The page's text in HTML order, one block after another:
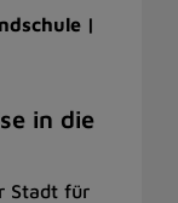
|
in die
Stadt für